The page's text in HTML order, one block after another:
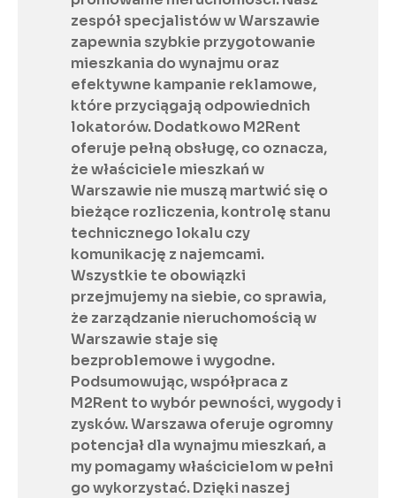
zespół specjalistów w Warszawie
zapewnia szybkie przygotowanie
mieszkania do wynajmu oraz
efektywne kampanie reklamowe,
które przyciągają odpowiednich
lokatorów. Dodatkowo M2Rent
oferuje pełną obsługę, co oznacza,
że właściciele mieszkań w
Warszawie nie muszą martwić się o
bieżące rozliczenia, kontrolę stanu
technicznego lokalu czy
komunikację z najemcami.
Wszystkie te obowiązki
przejmujemy na siebie, co sprawia,
że zarządzanie nieruchomością w
Warszawie staje się
bezproblemowe i wygodne.
Podsumowując, współpraca z
M2Rent to wybór pewności, wygody i
zysków. Warszawa oferuje ogromny
potencjał dla wynajmu mieszkań, a
my pomagamy właścicielom w pełni
go wykorzystać. Dzięki naszej